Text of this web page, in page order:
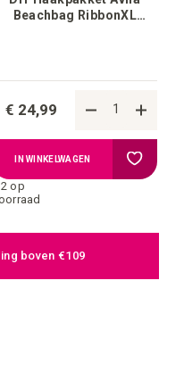
Beachbag RibbonXL
€ 24,99
2 op
IN WINKELWAGEN Voeg
boven €109